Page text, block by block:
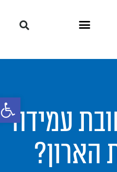
פתח
עמידה
הארון?